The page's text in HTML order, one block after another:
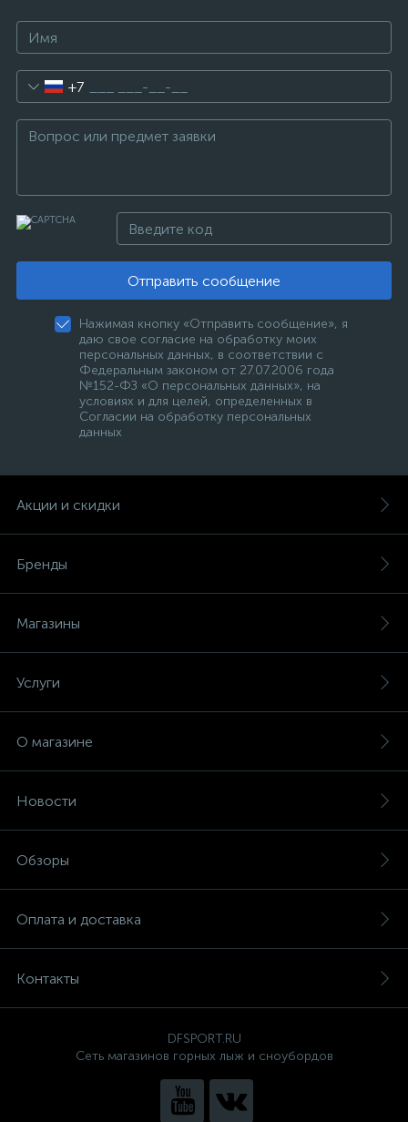
+7
Отправить сообщение
Нажимая кнопку «Отправить сообщение», я
даю свое согласие на обработку моих
персональных данных, в соответствии с
Федеральным законом от 27.07.2006 года
№152-ФЗ «О персональных данных», на
условиях и для целей, определенных в
Согласии на обработку персональных
данных
Акции и скидки
Бренды
Магазины
Услуги
О магазине
Новости
Обзоры
Оплата и доставка
Контакты
DFSPORT.RU
Сеть магазинов горных лыж и сноубордов